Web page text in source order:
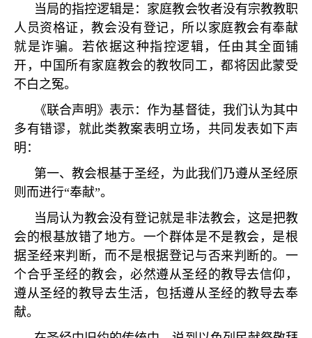
当局的指控逻辑是：家庭教会牧者没有宗教教职
人员资格证，教会没有登记，所以家庭教会有奉献
就是诈骗。若依据这种指控逻辑，任由其全面铺
开，中国所有家庭教会的教牧同工，都将因此蒙受
不白之冤。
《联合声明》表示：作为基督徒，我们认为其中
多有错谬，就此类教案表明立场，共同发表如下声
明：
第一、教会根基于圣经，为此我们乃遵从圣经原
则而进行“奉献”。
当局认为教会没有登记就是非法教会，这是把教
会的根基放错了地方。一个群体是不是教会，是根
据圣经来判断，而不是根据登记与否来判断的。一
个合乎圣经的教会，必然遵从圣经的教导去信仰，
遵从圣经的教导去生活，包括遵从圣经的教导去奉
献。